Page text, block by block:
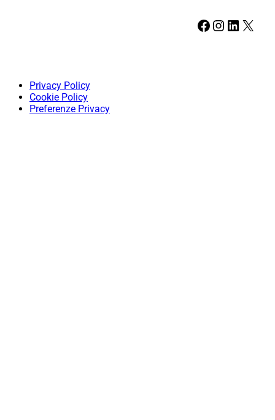
Facebook Instagram LinkedIn X
Privacy Policy
Cookie Policy
Preferenze Privacy